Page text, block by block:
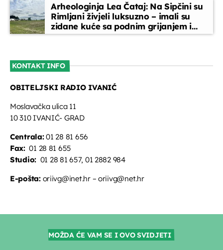
Arheologinja Lea Čataj: Na Sipčini su
Rimljani živjeli luksuzno – imali su
zidane kuće sa podnim grijanjem i
oslikanim zidovima
KONTAKT INFO
OBITELJSKI RADIO IVANIĆ
Moslavačka ulica 11
10 310 IVANIĆ- GRAD
Centrala:01 28 81 656
Fax:01 28 81 655
Studio: 01 28 81 657, 01 2882 984
E-pošta:oriivg@inet.hr – oriivg@net.hr
MOŽDA ĆE VAM SE I OVO SVIDJETI